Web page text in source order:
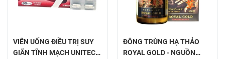
VIÊN UỐNG ĐIỀU TRỊ SUY
GIÃN TĨNH MẠCH UNITECH
ĐÔNG TRÙNG HẠ THẢO
ROYAL GOLD - NGUỒN